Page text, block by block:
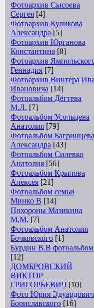
Фотоархив Сысоева
Сергея [4]
Фотоархив Куликова
Александра [5]
Фотоархив Юрганова
Константина [8]
Фотоархив
Геннадия [7]
Фотоархив Винтера
Ивановича [14]
Фотоальбом Дёгтева
М.Л. [7]
Фотоальбом Усольцева
Анатолия [79]
Фотоальбом Багринцева
Александра [43]
Фотоальбом Силевко
Анатолия [56]
Фотоальбом Крылова
Алексея [21]
Фотоальбом семьи
Минко В [14]
Похороны Мазикина
М.М. [7]
Фотоальбом Анатолия
Бочковского [1]
Бурдин В.В фотоальбом
[12]
ДОМБРОВСКИЙ
ВИКТОР
ГРИГОРЬЕВИЧ [10]
Фото Юрия
Бориславского [16]